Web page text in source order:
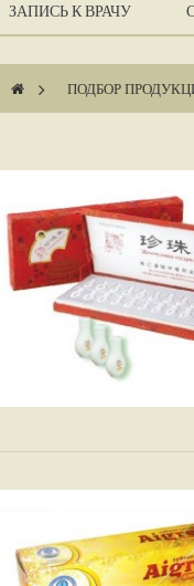
ЗАПИСЬ К ВРАЧУ
> ПОДБОР